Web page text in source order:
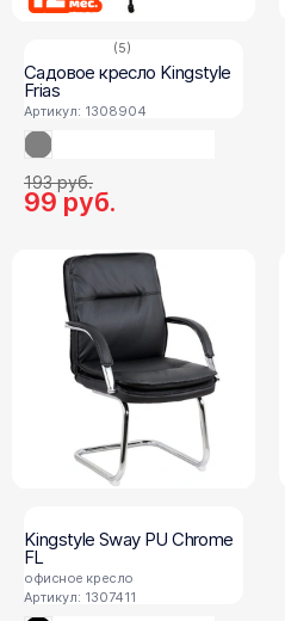
(5)
Садовое кресло Kingstyle
Frias
Артикул: 1308904
99руб.
193руб.
Kingstyle Sway PU Chrome
FL
офисное кресло
Артикул: 1307411